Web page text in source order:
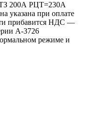
200А РЦТ=230А
указана при оплате
прибавится НДС ―
А-3726
режиме и